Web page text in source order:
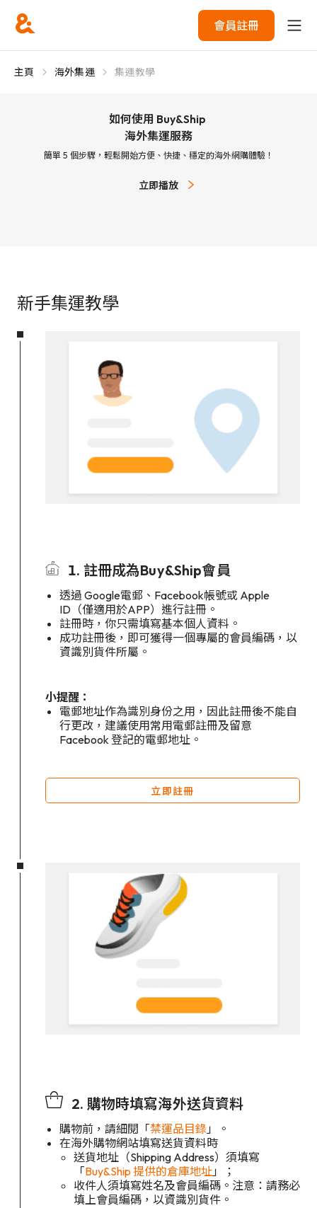
會員註冊
主頁 海外集運 集運教學
如何使用 Buy&Ship
海外集運服務
簡單 5 個步驟，輕鬆開始方便、快捷、穩定的海外網購體驗！
立即播放
新手集運教學
1. 註冊成為Buy&Ship會員
透過 Google電郵、Facebook帳號或 Apple
ID（僅適用於APP）進行註冊。
註冊時，你只需填寫基本個人資料。
成功註冊後，即可獲得一個專屬的會員編碼，以
資識別貨件所屬。
小提醒：
電郵地址作為識別身份之用，因此註冊後不能自
行更改，建議使用常用電郵註冊及留意
Facebook 登記的電郵地址。
立即註冊
2. 購物時填寫海外送貨資料
購物前，請細閱「禁運品目錄」。
在海外購物網站填寫送貨資料時
送貨地址（Shipping Address）須填寫
「Buy&Ship 提供的倉庫地址」；
收件人須填寫姓名及會員編碼。注意：請務必
填上會員編碼，以資識別貨件。